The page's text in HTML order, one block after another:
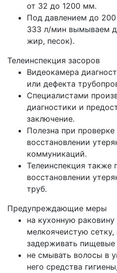
от 32 до 1200 мм.
Под давлением до
333 л/мин вымываем
жир, песок).
Телеинспекция засоров
Видеокамера
или дефекта
Специалистами
диагностики и
заключение.
Полезна при
восстановлении
коммуникаций.
Телеинспекция также
восстановлении
труб.
Предупреждающие меры
на кухонную раковину
мелкоячеистую сетку,
задерживать
не смывать волосы в
него средства